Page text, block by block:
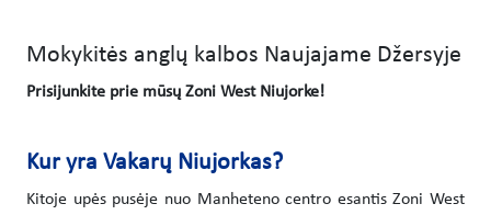
Mokykitės anglų kalbos Naujajame Džersyje
Prisijunkite prie mūsų Zoni West Niujorke!
Kur yra Vakarų Niujorkas?
Kitoje upės pusėje nuo Manheteno centro esantis Zoni West